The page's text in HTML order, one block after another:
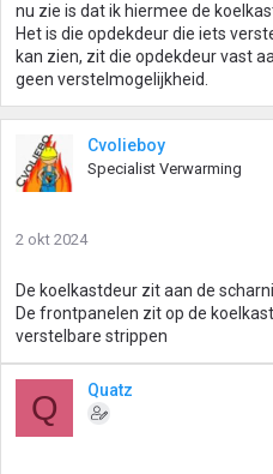
nu zie is dat ik hiermee de
Het is die opdekdeur die iets
kan zien, zit die opdekdeur vast
geen verstelmogelijkheid.
Cvolieboy
Specialist Verwarming
2 okt 2024
De koelkastdeur zit aan de
De frontpanelen zit op de
verstelbare strippen
Q Quatz